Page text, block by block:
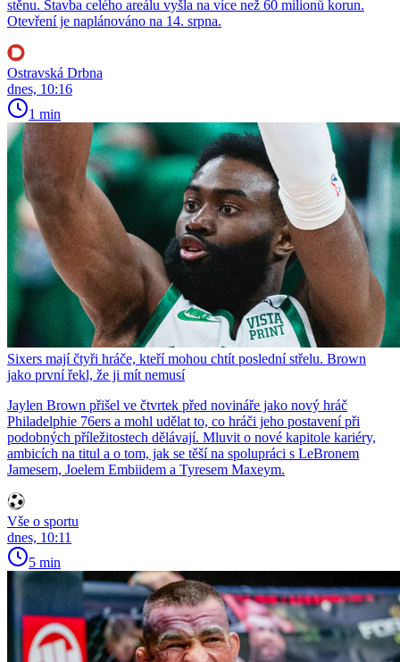
stěnu. Stavba celého areálu vyšla na více než 60 milionů korun.
Otevření je naplánováno na 14. srpna.
Ostravská Drbna
dnes, 10:16
1 min
Sixers mají čtyři hráče, kteří mohou chtít poslední střelu. Brown
jako první řekl, že ji mít nemusí
Jaylen Brown přišel ve čtvrtek před novináře jako nový hráč
Philadelphie 76ers a mohl udělat to, co hráči jeho postavení při
podobných příležitostech dělávají. Mluvit o nové kapitole kariéry,
ambicích na titul a o tom, jak se těší na spolupráci s LeBronem
Jamesem, Joelem Embiidem a Tyresem Maxeym.
Vše o sportu
dnes, 10:11
5 min